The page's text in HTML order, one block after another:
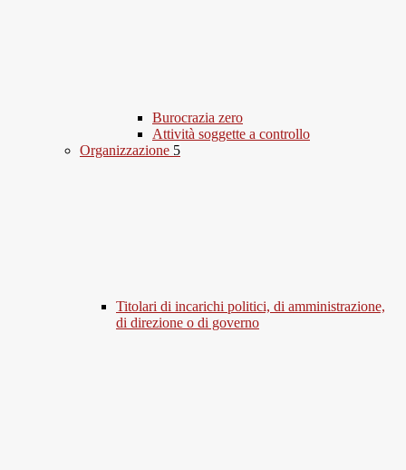
Burocrazia zero
Attività soggette a controllo
Organizzazione 5
Titolari di incarichi politici, di amministrazione,
di direzione o di governo